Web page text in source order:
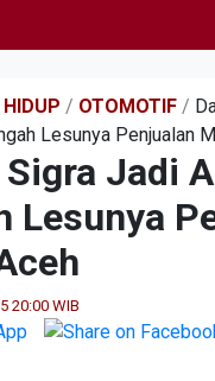
HIDUP / OTOMOTIF /
Lesunya Penjualan
Jadi
Lesunya
20:00 WIB